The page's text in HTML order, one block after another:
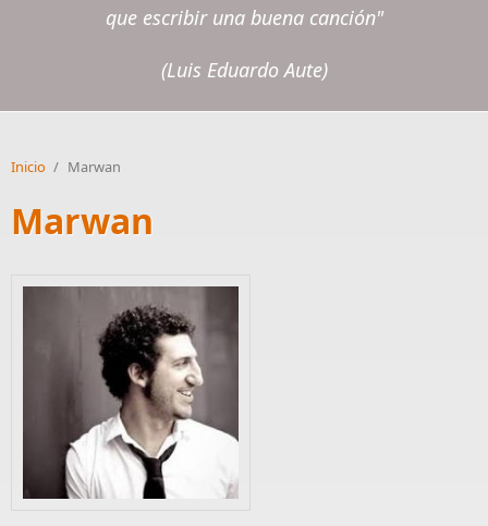
que escribir una buena canción"
(Luis Eduardo Aute)
Inicio / Marwan
Marwan